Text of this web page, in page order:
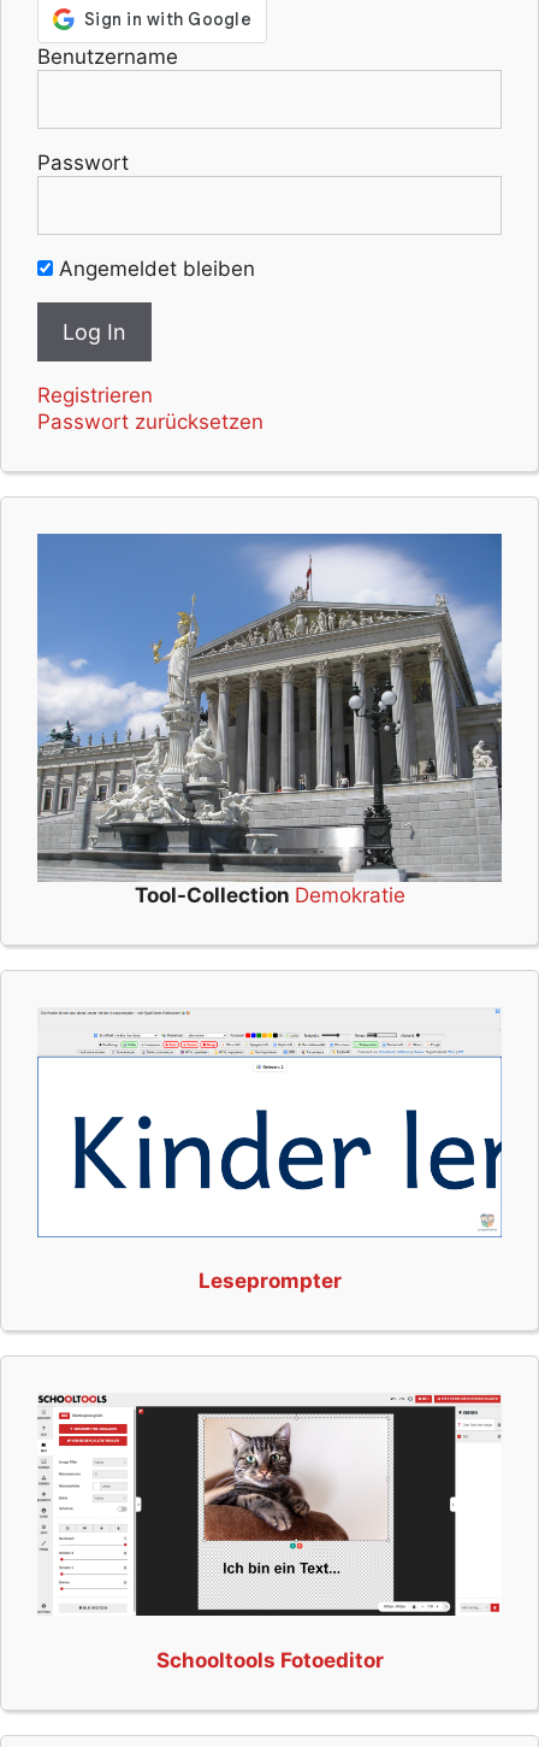
Benutzername
Passwort
Angemeldet bleiben
Registrieren
Passwort zurücksetzen
Tool-Collection Demokratie
Leseprompter
Schooltools Fotoeditor